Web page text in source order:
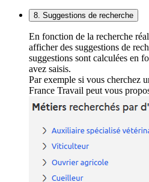
8. Suggestions de recherche
En fonction de la recherche
afficher des suggestions de
suggestions sont calculées en
avez saisis.
Par exemple si vous cherchez
France Travail peut vous